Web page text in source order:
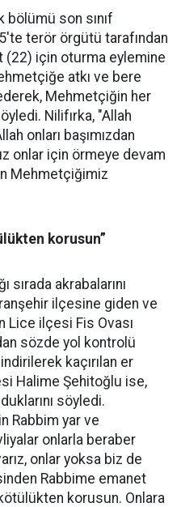
son sınıf
terör örgütü tarafından
(22) için oturma eylemine
atkı ve bere
Mehmetçiğin her
Nilifırka, "Allah
onları başımızdan
onlar için örmeye devam
Mehmetçiğimiz
korusun”
sırada akrabalarını
ilçesine giden ve
Lice ilçesi Fis Ovası
sözde yol kontrolü
kaçırılan er
Halime Şehitoğlu ise,
söyledi.
Rabbim yar ve
onlarla beraber
onlar yoksa biz de
Rabbime emanet
korusun. Onlara